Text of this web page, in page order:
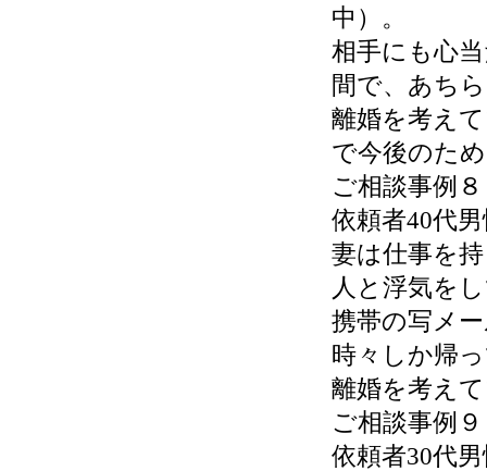
中）。
相手にも心
間で、あち
離婚を考え
で今後のた
ご相談事例８
依頼者40代
妻は仕事を
人と浮気を
携帯の写メ
時々しか帰
離婚を考え
ご相談事例９
依頼者30代